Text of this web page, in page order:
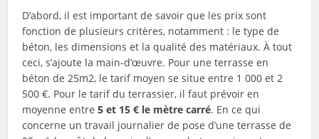
D’abord, il est important de savoir que les prix sont
fonction de plusieurs critères, notamment : le type de
béton, les dimensions et la qualité des matériaux. À tout
ceci, s’ajoute la main-d’œuvre. Pour une terrasse en
béton de 25m2, le tarif moyen se situe entre 1 000 et 2
500 €. Pour le tarif du terrassier, il faut prévoir en
moyenne entre 5 et 15 € le mètre carré. En ce qui
concerne un travail journalier de pose d’une terrasse de